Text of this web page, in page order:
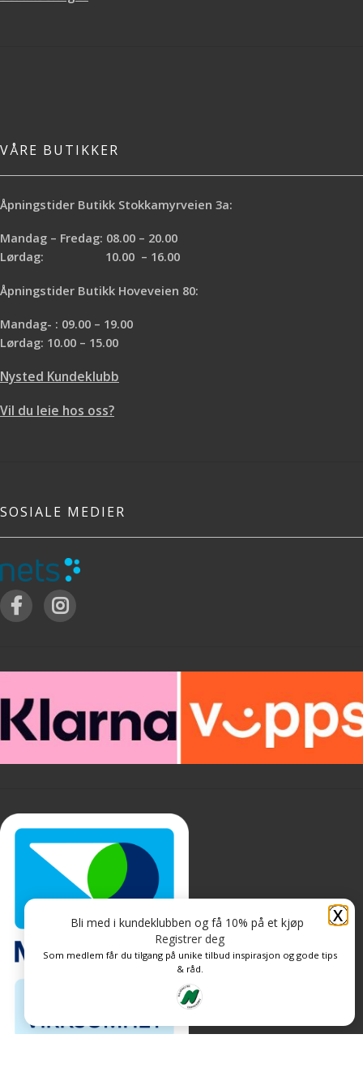
av større flater hvor man skal male
VÅRE BUTIKKER
Åpningstider Butikk Stokkamyrveien 3a:
Mandag – Fredag: 08.00 – 20.00
Lørdag: 10.00 – 16.00
Åpningstider Butikk Hoveveien 80:
Mandag- : 09.00 – 19.00
Lørdag: 10.00 – 15.00
Nysted Kundeklubb
Vil du leie hos oss?
SOSIALE MEDIER
X
Bli med i kundeklubben og få 10% på et kjøp
Registrer deg
Som medlem får du tilgang på unike tilbud inspirasjon og gode tips
& råd.